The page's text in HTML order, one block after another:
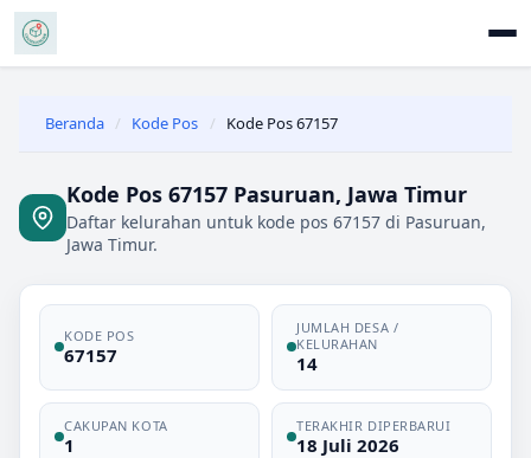
Beranda / Kode Pos / Kode Pos 67157
Kode Pos 67157 Pasuruan, Jawa Timur
Daftar kelurahan untuk kode pos 67157 di Pasuruan,
Jawa Timur.
KODE POS
67157
JUMLAH DESA /
KELURAHAN
14
CAKUPAN KOTA
1
TERAKHIR DIPERBARUI
18 Juli 2026